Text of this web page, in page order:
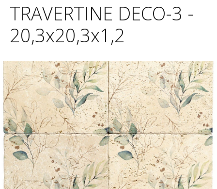
TRAVERTINE DECO-3 -
20,3x20,3x1,2